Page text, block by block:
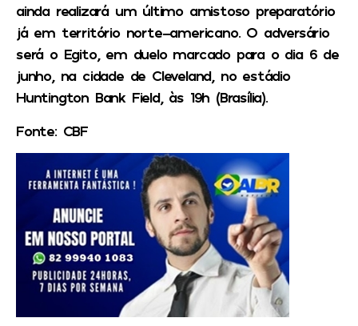
ainda realizará um último amistoso preparatório
já em território norte-americano. O adversário
será o Egito, em duelo marcado para o dia 6 de
junho, na cidade de Cleveland, no estádio
Huntington Bank Field, às 19h (Brasília).
Fonte: CBF